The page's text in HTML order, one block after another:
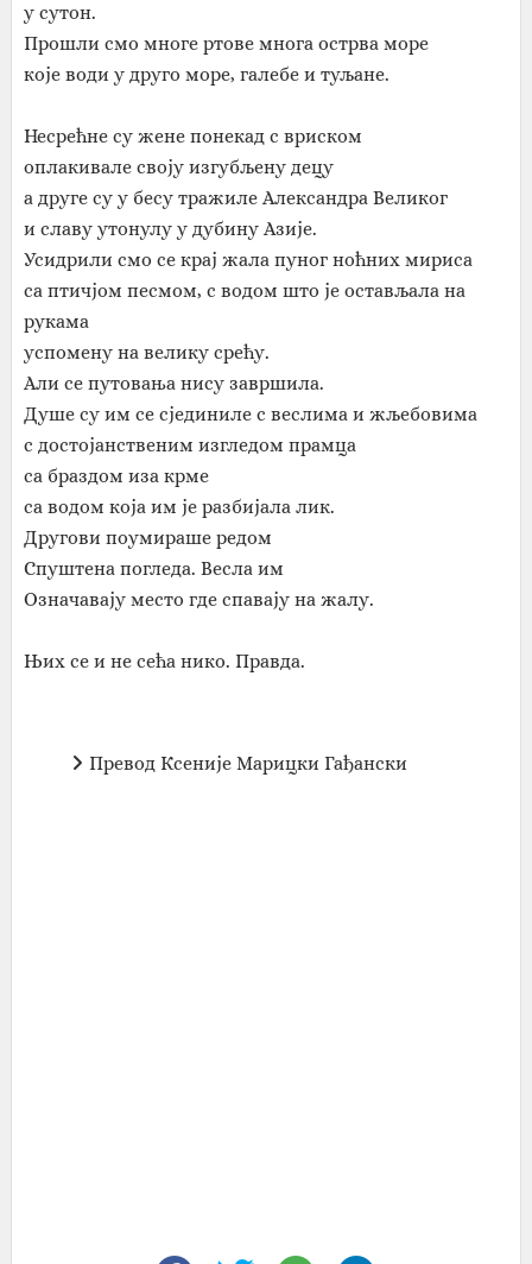
у сутон.
Прошли смо многе ртове многа острва море
које води у друго море, галебе и туљане.
Несрећне су жене понекад с вриском
оплакивале своју изгубљену децу
а друге су у бесу тражиле Александра Великог
и славу утонулу у дубину Азије.
Усидрили смо се крај жала пуног ноћних мириса
са птичјом песмом, с водом што је остављала на
рукама
успомену на велику срећу.
Али се путовања нису завршила.
Душе су им се сјединиле с веслима и жљебовима
с достојанственим изгледом прамца
са браздом иза крме
са водом која им је разбијала лик.
Другови поумираше редом
Спуштена погледа. Весла им
Означавају место где спавају на жалу.
Њих се и не сећа нико. Правда.
Превод Ксеније Марицки Гађански